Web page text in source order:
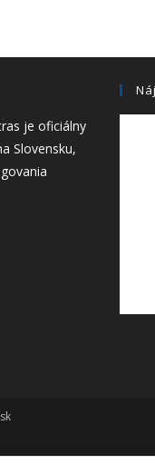
je oficiálny
Slovensku,